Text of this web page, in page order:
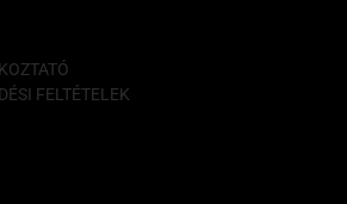
FELTÉTELEK